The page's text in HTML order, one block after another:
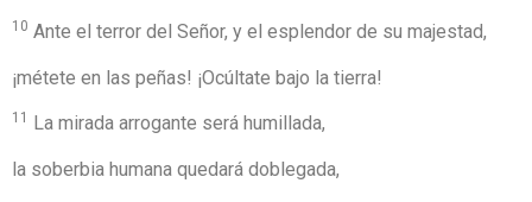
10 Ante el terror del Señor, y el esplendor de su majestad,
¡métete en las peñas! ¡Ocúltate bajo la tierra!
11 La mirada arrogante será humillada,
la soberbia humana quedará doblegada,